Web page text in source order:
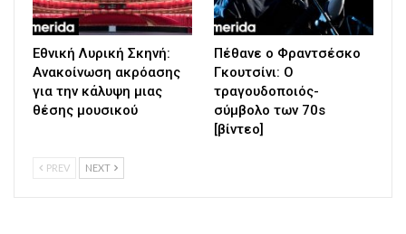
Εθνική Λυρική Σκηνή:
Ανακοίνωση ακρόασης
για την κάλυψη μιας
θέσης μουσικού
Πέθανε ο Φραντσέσκο
Γκουτσίνι: Ο
τραγουδοποιός-
σύμβολο των 70s
[βίντεο]
PREV NEXT